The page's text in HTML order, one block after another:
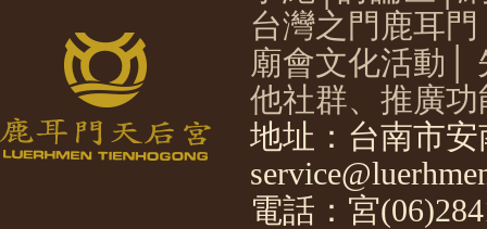
台灣之門鹿耳門
廟會文化活動
他社群、推廣功
地址：台南市
電話：宮